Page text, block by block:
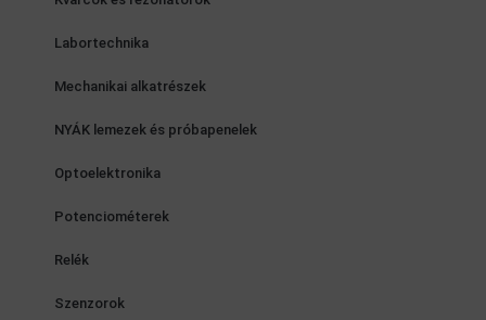
Labortechnika
Mechanikai alkatrészek
NYÁK lemezek és próbapenelek
Optoelektronika
Potenciométerek
Relék
Szenzorok